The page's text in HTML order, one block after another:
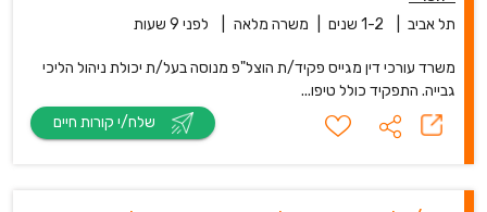
תל אביב 1-2 שנים משרה מלאה לפני 9 שעות
משרד עורכי דין מגייס פקיד/ת הוצל"פ מנוסה בעל/ת יכולת ניהול הליכי
גבייה. התפקיד כולל טיפו...